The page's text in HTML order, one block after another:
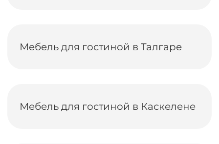
Мебель для гостиной в Талгаре
Мебель для гостиной в Каскелене